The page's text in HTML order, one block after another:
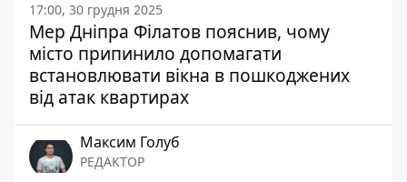
17:00, 30 грудня 2025
Мер Дніпра Філатов пояснив, чому
місто припинило допомагати
встановлювати вікна в пошкоджених
від атак квартирах
Максим Голуб
РЕДАКТОР